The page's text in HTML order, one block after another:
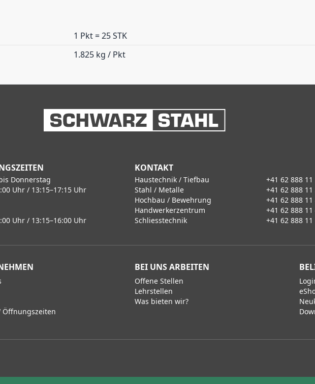
1 Pkt = 25 STK
1.825 kg / Pkt
Donnerstag
Uhr / 13:15–17:15 Uhr
Uhr / 13:15–16:00 Uhr
KONTAKT
Haustechnik / Tiefbau +41 62 888 11
Stahl / Metalle
+41 62 888 11
Hochbau / Bewehrung
+41 62 888 11
Handwerkerzentrum
+41 62 888 11
Schliesstechnik
+41 62 888 11
Öffnungszeiten
BEI UNS ARBEITEN
Offene Stellen
Lehrstellen
Was bieten wir?